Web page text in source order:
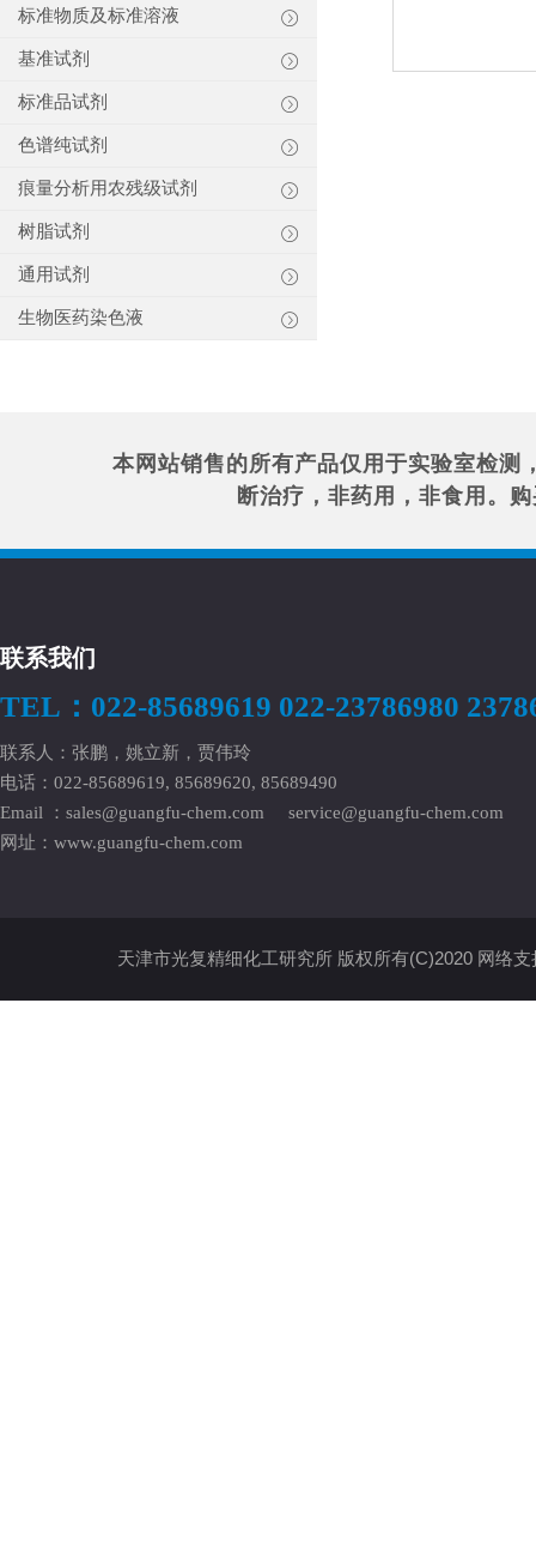
标准物质及标准溶液
基准试剂
标准品试剂
色谱纯试剂
痕量分析用农残级试剂
树脂试剂
通用试剂
生物医药染色液
本网站销售的所有产品仅用于实验室检测
断治疗，非药用，非食用。
联系我们
TEL：022-85689619 022-23786980
联系人：张鹏，姚立新，贾伟玲
电话：022-85689619, 85689620, 85689490
Email ： sales@guangfu-chem.com
service@guangfu-chem.com
网址： www.guangfu-chem.com
天津市光复精细化工研究所版权所有(C)2020 网络支